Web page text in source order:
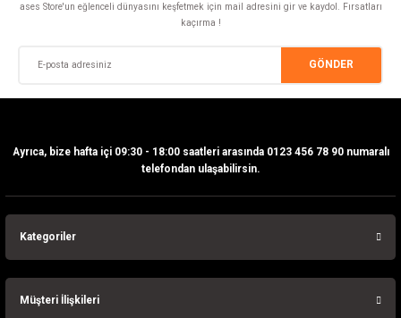
ases Store'un eğlenceli dünyasını keşfetmek için mail adresini gir ve kaydol. Fırsatları
kaçırma !
GÖNDER
Ayrıca, bize hafta içi 09:30 - 18:00 saatleri arasında 0123 456 78 90 numaralı
telefondan ulaşabilirsin.
Kategoriler
Müşteri İlişkileri